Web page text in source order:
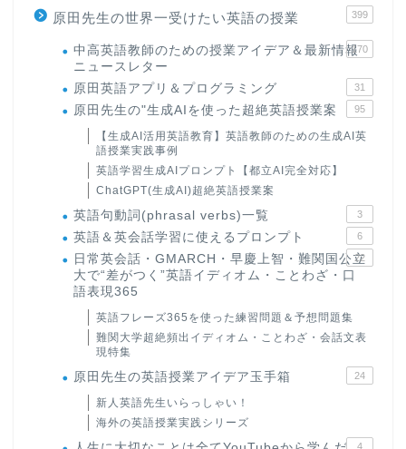
原田先生の世界一受けたい英語の授業 399
中高英語教師のための授業アイデア＆最新情報
ニュースレター
170
原田英語アプリ＆プログラミング 31
原田先生の"生成AIを使った超絶英語授業案 95
【生成AI活用英語教育】英語教師のための生成AI英
語授業実践事例
英語学習生成AIプロンプト【都立AI完全対応】
ChatGPT(生成AI)超絶英語授業案
英語句動詞(phrasal verbs)一覧 3
英語＆英会話学習に使えるプロンプト 6
日常英会話・GMARCH・早慶上智・難関国公立
大で“差がつく”英語イディオム・ことわざ・口
語表現365
22
英語フレーズ365を使った練習問題＆予想問題集
難関大学超絶頻出イディオム・ことわざ・会話文表
現特集
原田先生の英語授業アイデア玉手箱 24
新人英語先生いらっしゃい！
海外の英語授業実践シリーズ
4